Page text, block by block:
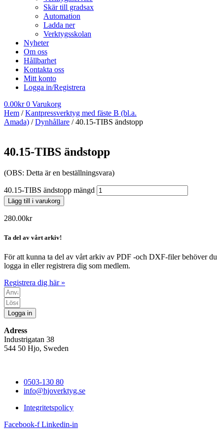
Skär till gradsax
Automation
Ladda ner
Verktygsskolan
Nyheter
Om oss
Hållbarhet
Kontakta oss
Mitt konto
Logga in/Registrera
0.00kr 0 Varukorg
Hem /Kantpressverktyg med fäste B (bl.a.
Amada) /Dynhållare / 40.15-TIBS ändstopp
40.15-TIBS ändstopp
(OBS: Detta är en beställningsvara)
40.15-TIBS ändstopp mängd
Lägg till i varukorg
280.00kr
Ta del av vårt arkiv!
För att kunna ta del av vårt arkiv av PDF -och DXF-filer behöver du
logga in eller registrera dig som medlem.
Registrera dig här »
Logga in
Adress
Industrigatan 38
544 50 Hjo, Sweden
0503-130 80
info@hjoverktyg.se
Integritetspolicy
Facebook-f Linkedin-in